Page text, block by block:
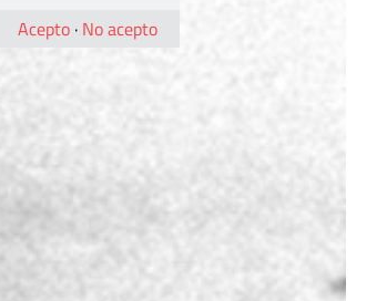
Acepto · No acepto